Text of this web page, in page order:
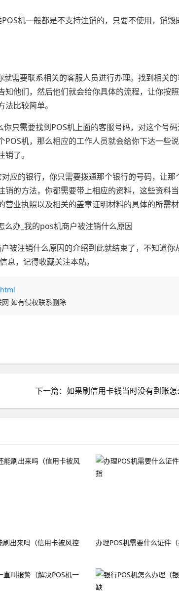
机一般都是不支持注销的，只要不使用，销毁
需要联系相关的客服人员进行办理。找到相关
他们，然后他们就会给你具体的流程，让你按
比较简单。
只需要找到POS机上面的客服号码，对这个号
机，那么相应的工作人员就会给你下达一些
了。
应的银行，你只需要拨通那个银行的号码，让那
的方法，你都需要带上相应的资料，这些资料
业执照以及相关的盖章证明材料的具体的所需材
被注销什么原因的介绍到此就结束了，不知道你
息，记得收藏关注本站。
如有侵权联系删除
刷出来吗（信用卡被风控
办理POS机需要什么证件